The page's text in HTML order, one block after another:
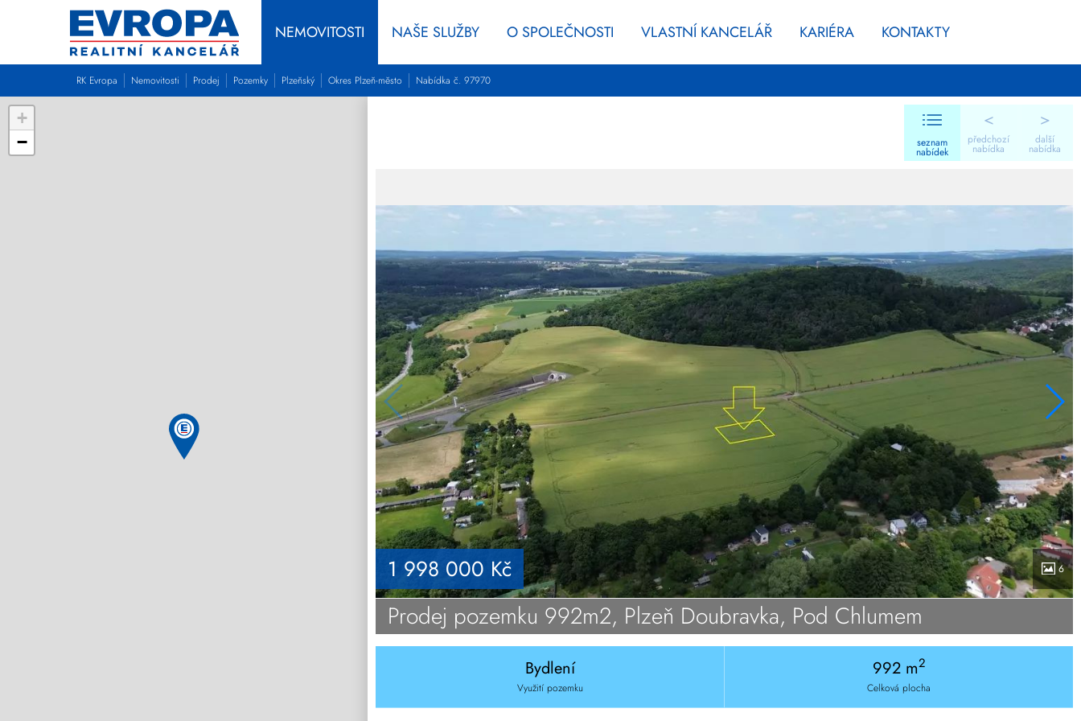
NEMOVITOSTI NAŠE SLUŽBY O SPOLEČNOSTI VLASTNÍ KANCELÁŘ KARIÉRA KONTAKTY
RK Evropa Nemovitosti Prodej Pozemky Plzeňský Okres Plzeň-město Nabídka č. 97970
+
−
<
předchozí
nabídka
seznam
nabídek
>
další
nabídka
1 998 000 Kč 6
Prodej pozemku 992m2, Plzeň Doubravka, Pod Chlumem
Bydlení
Využití pozemku
992 m2
Celková plocha